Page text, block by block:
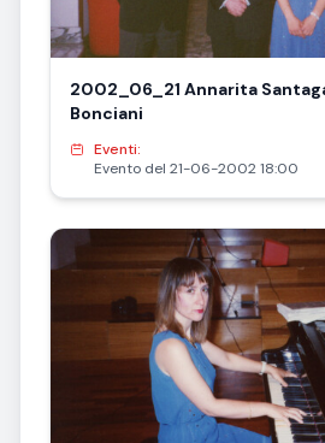
2002_06_21 Annarita
Bonciani
Eventi:
Evento del 21-06-2002 18:00